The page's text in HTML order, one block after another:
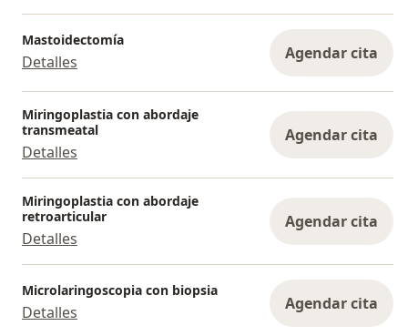
Mastoidectomía
Detalles Agendar cita
Miringoplastia con abordaje
transmeatal
Detalles
Agendar cita
Miringoplastia con abordaje
retroarticular
Detalles
Agendar cita
Microlaringoscopia con biopsia
Detalles Agendar cita